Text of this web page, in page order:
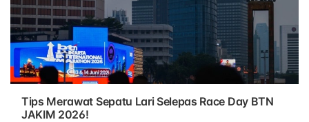
Tips Merawat Sepatu Lari Selepas Race Day BTN
JAKIM 2026!